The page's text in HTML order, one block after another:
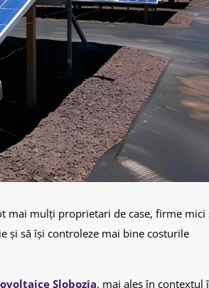
mai mulți proprietari de case, firme mici
și să își controleze mai bine costurile
Slobozia, mai ales în contextul